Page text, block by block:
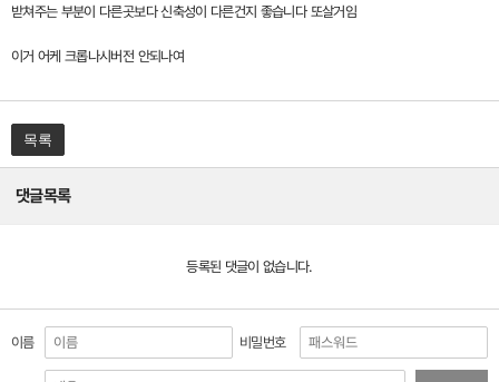
받쳐주는 부분이 다른곳보다 신축성이 다른건지 좋습니다 또살거임
이거 어케 크롭나시버전 안되나여
목록
댓글목록
등록된 댓글이 없습니다.
이름 비밀번호